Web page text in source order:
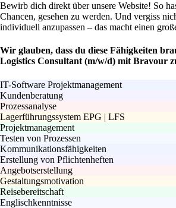
Bewirb dich direkt über unsere Website! So
Chancen, gesehen zu werden. Und vergiss
individuell anzupassen – das macht einen
Wir glauben, dass du diese Fähigkeiten
Logistics Consultant (m/w/d) mit Bravour
IT-Software Projektmanagement
Kundenberatung
Prozessanalyse
Lagerführungssystem EPG | LFS
Projektmanagement
Testen von Prozessen
Kommunikationsfähigkeiten
Erstellung von Pflichtenheften
Angebotserstellung
Gestaltungsmotivation
Reisebereitschaft
Englischkenntnisse